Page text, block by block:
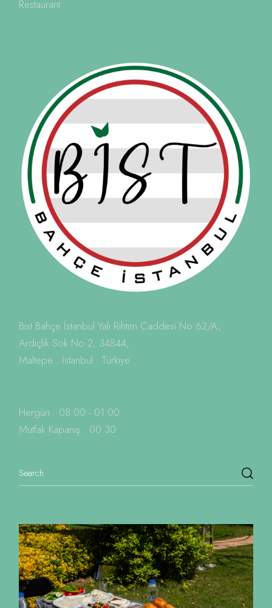
Restaurant
Bist Bahçe İstanbul Yalı Rıhtım Caddesi No:62/A,
Ardıçlık Sok No:2, 34844,
Maltepe . İstanbul . Türkiye
Hergün : 08.00 - 01.00
Mutfak Kapanış : 00.30